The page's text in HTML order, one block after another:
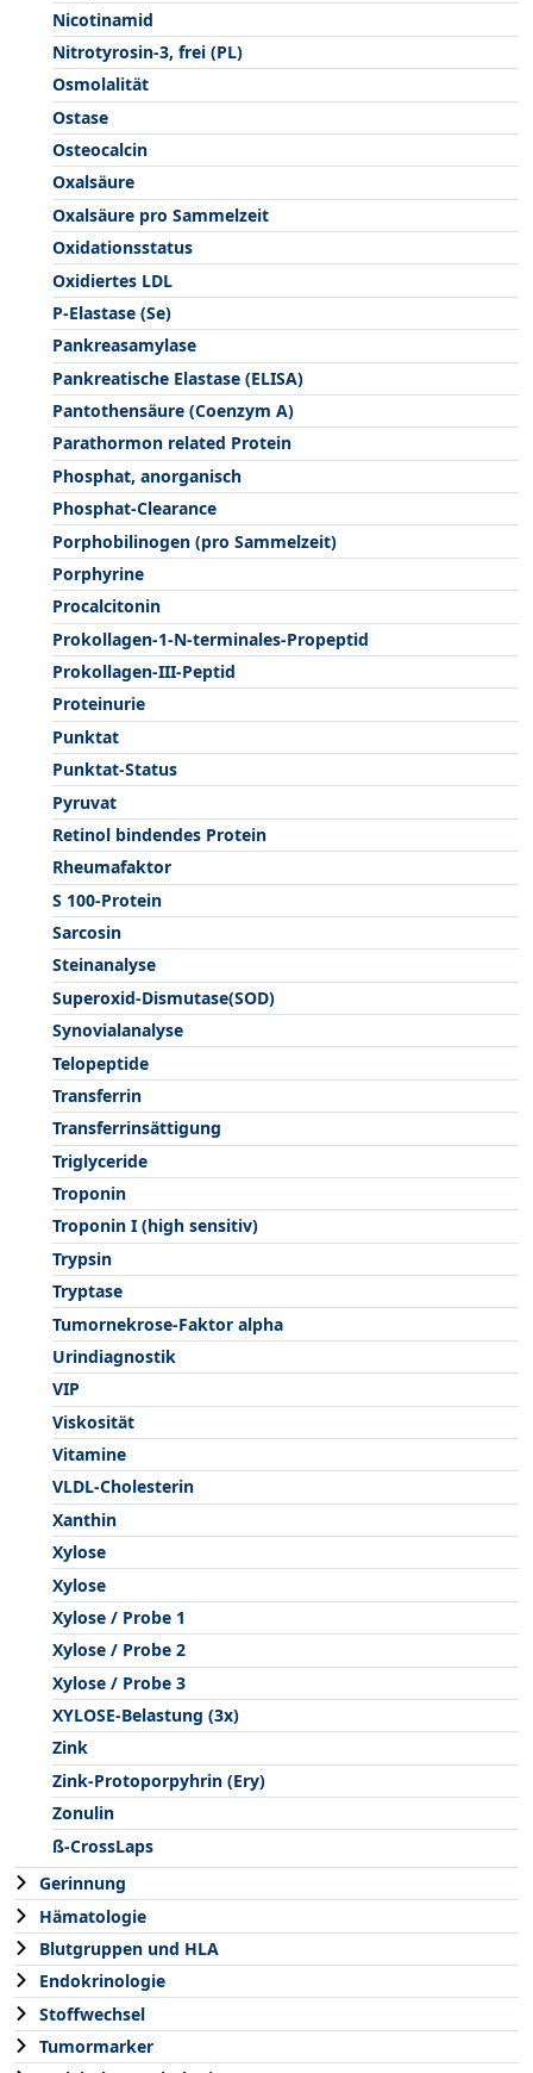
Nicotinamid
Nitrotyrosin-3, frei (PL)
Osmolalität
Ostase
Osteocalcin
Oxalsäure
Oxalsäure pro Sammelzeit
Oxidationsstatus
Oxidiertes LDL
P-Elastase (Se)
Pankreasamylase
Pankreatische Elastase (ELISA)
Pantothensäure (Coenzym A)
Parathormon related Protein
Phosphat, anorganisch
Phosphat-Clearance
Porphobilinogen (pro Sammelzeit)
Porphyrine
Procalcitonin
Prokollagen-1-N-terminales-Propeptid
Prokollagen-III-Peptid
Proteinurie
Punktat
Punktat-Status
Pyruvat
Retinol bindendes Protein
Rheumafaktor
S 100-Protein
Sarcosin
Steinanalyse
Superoxid-Dismutase(SOD)
Synovialanalyse
Telopeptide
Transferrin
Transferrinsättigung
Triglyceride
Troponin
Troponin I (high sensitiv)
Trypsin
Tryptase
Tumornekrose-Faktor alpha
Urindiagnostik
VIP
Viskosität
Vitamine
VLDL-Cholesterin
Xanthin
Xylose
Xylose
Xylose / Probe 1
Xylose / Probe 2
Xylose / Probe 3
XYLOSE-Belastung (3x)
Zink
Zink-Protoporpyhrin (Ery)
Zonulin
ß-CrossLaps
Gerinnung
Hämatologie
Blutgruppen und HLA
Endokrinologie
Stoffwechsel
Tumormarker